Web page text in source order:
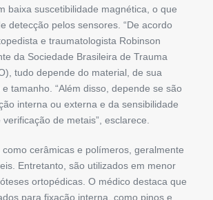
baixa suscetibilidade magnética, o que
detecção pelos sensores. “De acordo
e traumatologista Robinson
da Sociedade Brasileira de Trauma
tudo depende do material, de sua
tamanho. “Além disso, depende se são
interna ou externa e da sensibilidade
de metais”, esclarece.
cerâmicas e polímeros, geralmente
Entretanto, são utilizados em menor
ortopédicas. O médico destaca que
para fixação interna, como pinos e